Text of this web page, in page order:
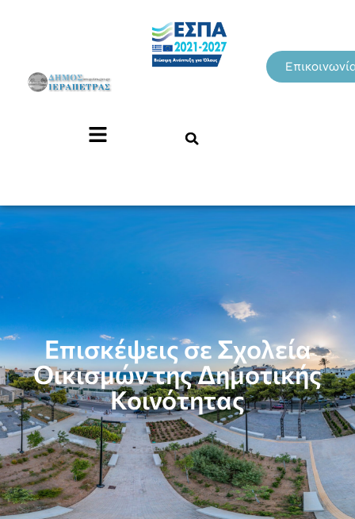
Επισκέψεις σε Σχολεία
Οικισμών της Δημοτικής
Κοινότητας